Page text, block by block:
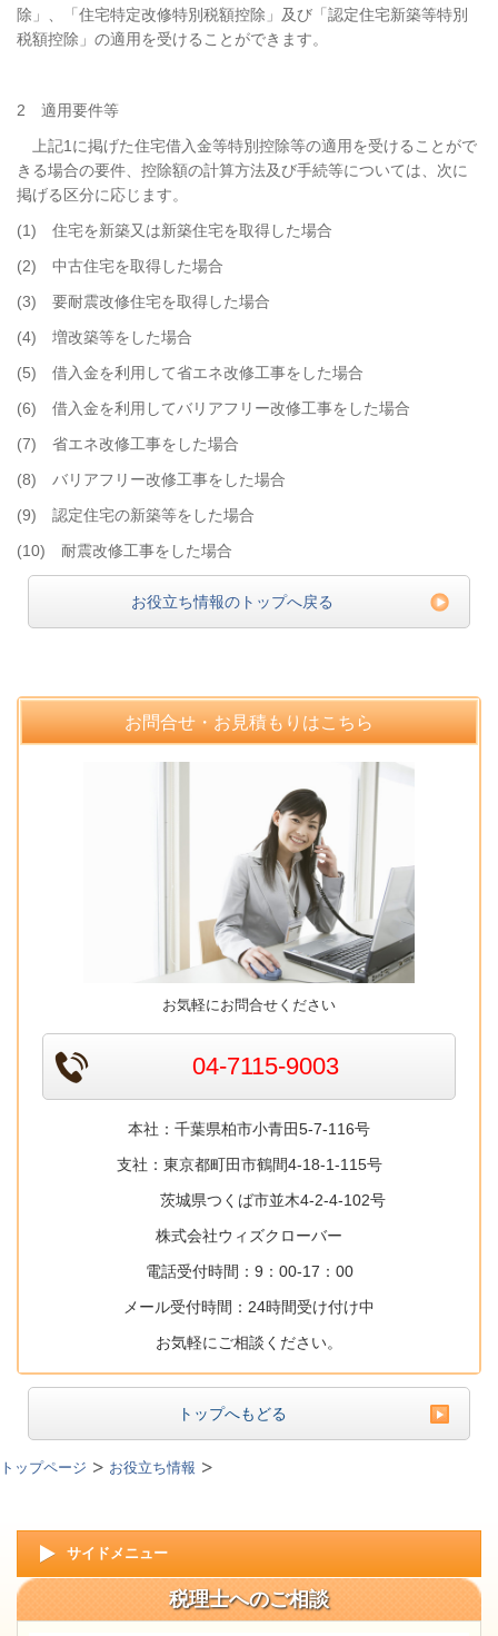
除」、「住宅特定改修特別税額控除」及び「認定住宅新築等特別
税額控除」の適用を受けることができます。
2 適用要件等
上記1に掲げた住宅借入金等特別控除等の適用を受けることがで
きる場合の要件、控除額の計算方法及び手続等については、次に
掲げる区分に応じます。
(1) 住宅を新築又は新築住宅を取得した場合
(2) 中古住宅を取得した場合
(3) 要耐震改修住宅を取得した場合
(4) 増改築等をした場合
(5) 借入金を利用して省エネ改修工事をした場合
(6) 借入金を利用してバリアフリー改修工事をした場合
(7) 省エネ改修工事をした場合
(8) バリアフリー改修工事をした場合
(9) 認定住宅の新築等をした場合
(10) 耐震改修工事をした場合
お役立ち情報のトップへ戻る
お問合せ・お見積もりはこちら
お気軽にお問合せください
04-7115-9003
本社：千葉県柏市小青田5-7-116号
支社：東京都町田市鶴間4-18-1-115号
茨城県つくば市並木4-2-4-102号
株式会社ウィズクローバー
電話受付時間：9：00-17：00
メール受付時間：24時間受け付け中
お気軽にご相談ください。
トップへもどる
トップページ お役立ち情報
サイドメニュー
税理士へのご相談